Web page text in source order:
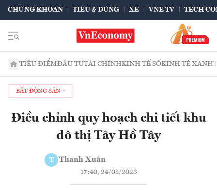
CHỨNG KHOÁN TIÊU & DÙNG XE VNE TV TECH
TIÊU ĐIỂMĐẦU TƯTÀI CHÍNHKINH TẾ SỐKINH TẾ XANH
BẤT ĐỘNG SẢN
Điều chỉnh quy hoạch chi tiết khu
đô thị Tây Hồ Tây
T Thanh Xuân
17:40, 24/08/2023